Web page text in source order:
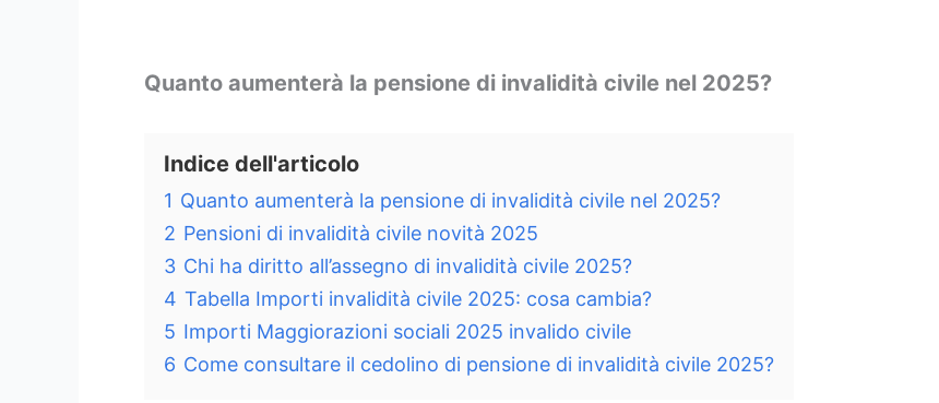
Quanto aumenterà la pensione di invalidità civile nel 2025?
Indice dell'articolo
1 Quanto aumenterà la pensione di invalidità civile nel 2025?
2 Pensioni di invalidità civile novità 2025
3 Chi ha diritto all’assegno di invalidità civile 2025?
4 Tabella Importi invalidità civile 2025: cosa cambia?
5 Importi Maggiorazioni sociali 2025 invalido civile
6 Come consultare il cedolino di pensione di invalidità civile 2025?